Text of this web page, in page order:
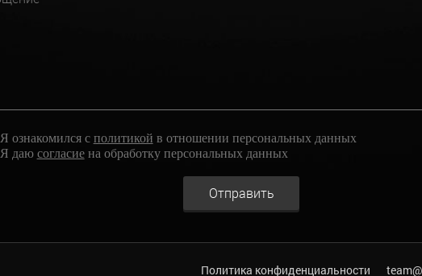
Я ознакомился с политикой в отношении персональных данных
Я даю согласиена обработку персональных данных
Отправить
Политика конфиденциальности